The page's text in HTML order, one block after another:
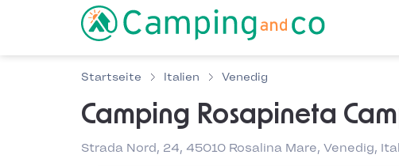
Startseite Italien Venedig
Camping Rosapineta
Strada Nord, 24, 45010 Rosalina Mare, Venedig,